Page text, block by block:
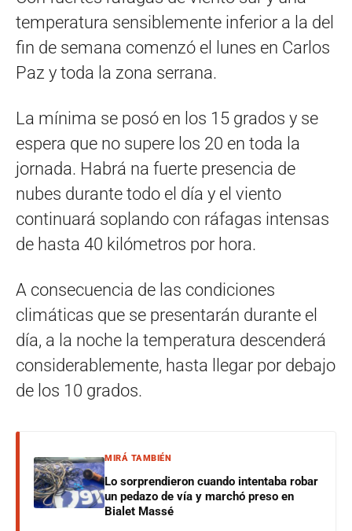
temperatura sensiblemente inferior a la del
fin de semana comenzó el lunes en Carlos
Paz y toda la zona serrana.
La mínima se posó en los 15 grados y se
espera que no supere los 20 en toda la
jornada. Habrá na fuerte presencia de
nubes durante todo el día y el viento
continuará soplando con ráfagas intensas
de hasta 40 kilómetros por hora.
A consecuencia de las condiciones
climáticas que se presentarán durante el
día, a la noche la temperatura descenderá
considerablemente, hasta llegar por debajo
de los 10 grados.
MIRÁ TAMBIÉN
Lo sorprendieron cuando intentaba robar
un pedazo de vía y marchó preso en
Bialet Massé